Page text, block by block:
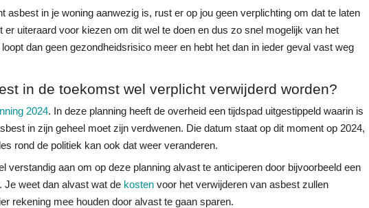
asbest in je woning aanwezig is, rust er op jou geen verplichting om dat te laten
er uiteraard voor kiezen om dit wel te doen en dus zo snel mogelijk van het
dan geen gezondheidsrisico meer en hebt het dan in ieder geval vast weg
in de toekomst wel verplicht verwijderd worden?
2024. In deze planning heeft de overheid een tijdspad uitgestippeld waarin is
in zijn geheel moet zijn verdwenen. Die datum staat op dit moment op 2024,
rond de politiek kan ook dat weer veranderen.
verstandig aan om op deze planning alvast te anticiperen door bijvoorbeeld een
Je weet dan alvast wat de kosten voor het verwijderen van asbest zullen
rekening mee houden door alvast te gaan sparen.